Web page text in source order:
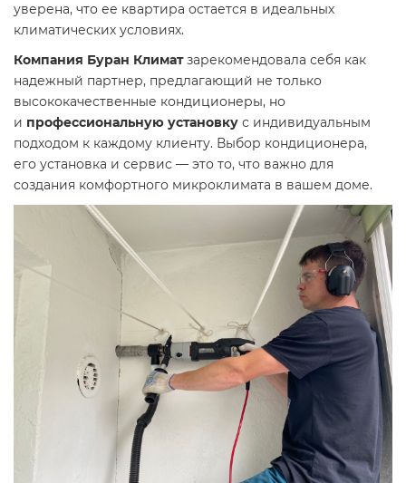
уверена, что ее квартира остается в идеальных
климатических условиях.
Компания Буран Климатзарекомендовала себя как
надежный партнер, предлагающий не только
высококачественные кондиционеры, но
и профессиональную установку с индивидуальным
подходом к каждому клиенту. Выбор кондиционера,
его установка и сервис — это то, что важно для
создания комфортного микроклимата в вашем доме.